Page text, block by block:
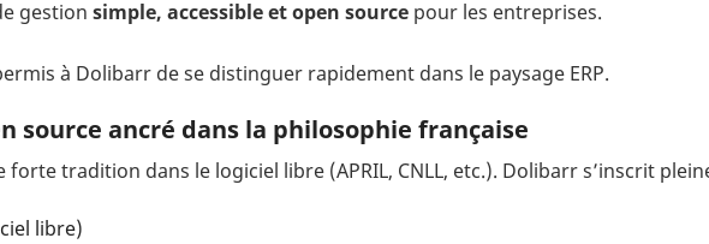
gestion simple, accessible et open source pour les entreprises.
à Dolibarr de se distinguer rapidement dans le paysage ERP.
source ancré dans la philosophie française
forte tradition dans le logiciel libre (APRIL, CNLL, etc.). Dolibarr s’inscrit
libre)